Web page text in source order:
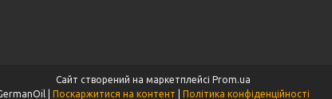
Сайт створений на маркетплейсі Prom.ua
Поскаржитися на контент Політика конфіденційності